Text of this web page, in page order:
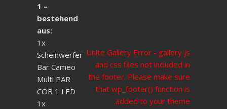
1 –
bestehend
aus:
1x
Scheinwerfer
Bar Cameo
Multi PAR
COB 1 LED
1x
Unite Gallery Error - gallery js
and css files not included in
the footer. Please make sure
that wp_footer() function is
added to your theme.